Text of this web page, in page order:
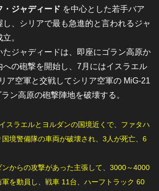
・ジャディード を中心とした若手バア
し、シリアで最も急進的と言われるジャ
。
たジャディードは、即座にゴラン高原か
への砲撃を開始し、7月にはイスラエル
ア空軍と交戦してシリア空軍の MiG-21
ン高原の砲撃陣地を破壊する。
スラエルとヨルダンの国境近くで、ファタハ
境警備隊の車両が破壊され、3人が死亡、6
からの攻撃があった主張して、3000～4000
軍を動員し、戦車 11台、ハーフトラック 60